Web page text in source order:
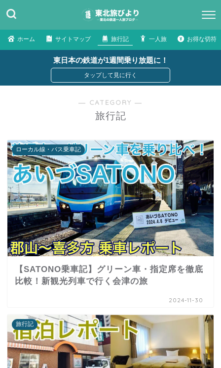
ホーム サイトマップ 旅行記 一人旅 お得な切符
東日本の鉄道が1週間乗り放題に！
― CATEGORY ―
旅行記
ローカル線・バス乗車記
【SATONO乗車記】グリーン車・指定席を徹底
比較！新観光列車で行く会津の旅
2024-11-30
旅行記